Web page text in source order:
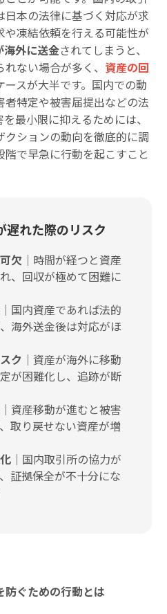
本の法律に基づく対応が求
凍結依頼を行える可能性が
海外に送金されてしまうと、
ない場合が多く、 資産の回
ースが大半です。国内での動
特定や被害届提出などの法
最小限に抑えるためには、
ションの動向を徹底的に調
で早急に行動を起こすこと
遅れた際のリスク
欠｜ 時間が経つと資産
、回収が極めて困難に
国内資産であれば法的
海外送金後は対応がほ
ク｜ 資産が海外に移動
が困難化し、追跡が断
資産移動が進むと被害
取り戻せない資産が増
｜ 国内取引所の協力が
証拠保全が不十分にな
防ぐための行動とは